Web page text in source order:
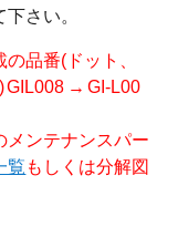
さい。
品番(ドット、
GIL008 → GI-L00
ンテナンスパー
覧 もしくは分解図